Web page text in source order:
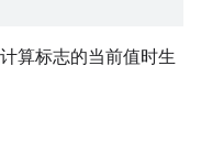
算标志的当前值时生